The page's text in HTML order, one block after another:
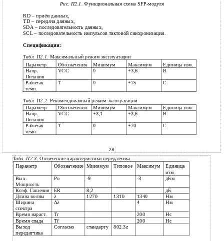
Рис. П2.1.Функциональная схема SFP-модуля
RD – приём данных,
TD – передача данных,
SDA – последовательность данных,
SCL – последовательность импульсов тактовой синхронизации.
Спецификации:
Табл. П2.1. Максимальный режим эксплуатации
Параметр
Обозначения Минимум Максимум Единица изм.
Напр. VCC 0 +3,6
B
Питания
Рабочая T 0 +75
C
темп.
Табл. П2.2. Рекомендованный режим эксплуатации
Параметр
Обозначения Минимум Максимум
Единица изм.
Напр.
VCC +3,1 +3,6 B
Питания
Рабочая
T 0 +70 C
темп.
28
Табл. П2.3.Оптические характеристики передатчика
Параметр Обозначения Минимум Типовое Максимум Единица
изм.
Вых. Po -9 -3
дБм
Мощность
Коэф. Гашения
ER 8,2 дБ
Длина волны λ 1270 1310 1340
Нм
Ширина
Δλ 4 Нм
спектра
Время нараст.
Tr 200
Нс
Время спада
Tf 200 Нс
Выход Согласно стандарту
802.3z
передатчика